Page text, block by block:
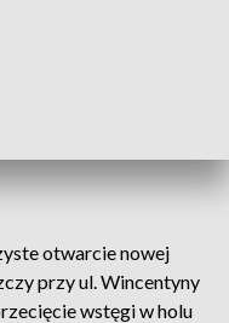
otwarcie nowej
przy ul. Wincentyny
wstęgi w holu